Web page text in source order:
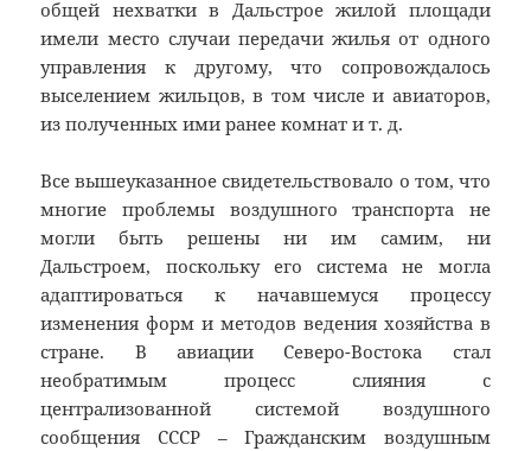
общей нехватки в Дальстрое жилой площади
имели место случаи передачи жилья от одного
управления к другому, что сопровождалось
выселением жильцов, в том числе и авиаторов,
из полученных ими ранее комнат и т. д.
Все вышеуказанное свидетельствовало о том, что
многие проблемы воздушного транспорта не
могли быть решены ни им самим, ни
Дальстроем, поскольку его система не могла
адаптироваться к начавшемуся процессу
изменения форм и методов ведения хозяйства в
стране. В авиации Северо-Востока стал
необратимым процесс слияния с
централизованной системой воздушного
сообщения СССР – Гражданским воздушным